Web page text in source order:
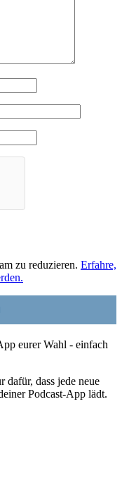
zu reduzieren. Erfahre,
eurer Wahl - einfach
dass jede neue
Podcast-App lädt.